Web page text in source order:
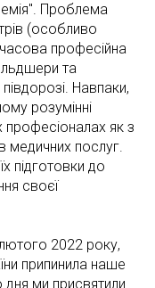
Проблема
(особливо
професійна
та
Навпаки,
розумінні
професіоналах як з
медичних послуг.
підготовки до
своєї
2022 року,
припинила наше
ми присвятили